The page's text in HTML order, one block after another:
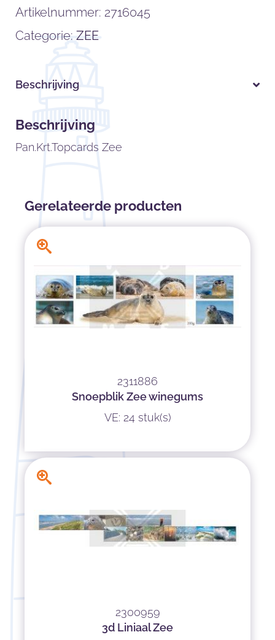
Artikelnummer: 2716045
Categorie:ZEE
Beschrijving
Beschrijving
Pan.Krt.Topcards Zee
Gerelateerde producten
2311886
Snoepblik Zee winegums
VE: 24 stuk(s)
2300959
3d Liniaal Zee